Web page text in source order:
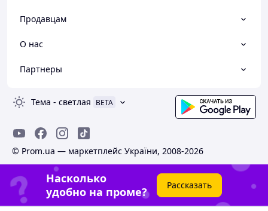
Продавцам
О нас
Партнеры
Тема - светлая BETA
© Prom.ua — маркетплейс України, 2008-2026
Насколько
удобно на проме?
Рассказать